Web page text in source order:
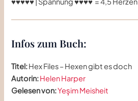
Infos zum Buch:
Titel:Hex Files – Hexen gibt es doch
Autorin:Helen Harper
Gelesen von:Yeşim Meisheit